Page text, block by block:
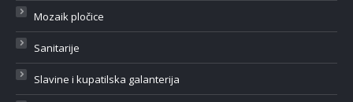
Mozaik pločice
Sanitarije
Slavine i kupatilska galanterija